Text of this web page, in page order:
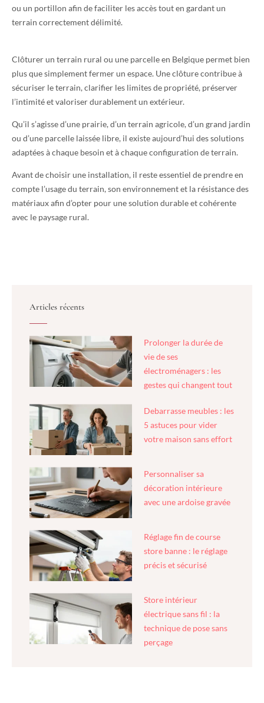
ou un portillon afin de faciliter les accès tout en gardant un
terrain correctement délimité.
Clôturer un terrain rural ou une parcelle en Belgique permet bien
plus que simplement fermer un espace. Une clôture contribue à
sécuriser le terrain, clarifier les limites de propriété, préserver
l’intimité et valoriser durablement un extérieur.
Qu’il s’agisse d’une prairie, d’un terrain agricole, d’un grand jardin
ou d’une parcelle laissée libre, il existe aujourd’hui des solutions
adaptées à chaque besoin et à chaque configuration de terrain.
Avant de choisir une installation, il reste essentiel de prendre en
compte l’usage du terrain, son environnement et la résistance des
matériaux afin d’opter pour une solution durable et cohérente
avec le paysage rural.
Articles récents
Prolonger la durée de
vie de ses
électroménagers : les
gestes qui changent tout
Debarrasse meubles : les
5 astuces pour vider
votre maison sans effort
Personnaliser sa
décoration intérieure
avec une ardoise gravée
Réglage fin de course
store banne : le réglage
précis et sécurisé
Store intérieur
électrique sans fil : la
technique de pose sans
perçage